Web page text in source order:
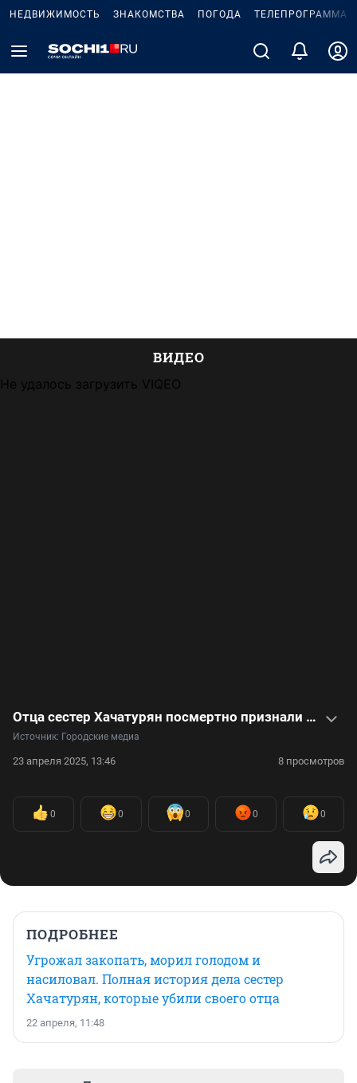
НЕДВИЖИМОСТЬ ЗНАКОМСТВА ПОГОДА ТЕЛЕПРОГРАММА
ВИДЕО
Не удалось загрузить VIQEO
Отца сестер Хачатурян посмертно признали виновным в насилии. Вспоминаем громкое дело — видео
Источник: Городские медиа
23 апреля 2025, 13:46 8 просмотров
0 0 0 0 0
ПОДРОБНЕЕ
Угрожал закопать, морил голодом и
насиловал. Полная история дела сестер
Хачатурян, которые убили своего отца
22 апреля, 11:48